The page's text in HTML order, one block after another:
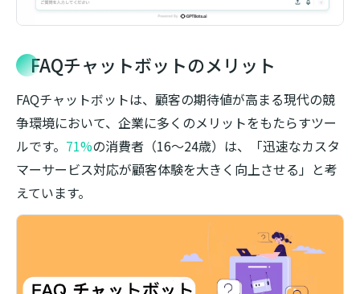
FAQチャットボットのメリット
FAQチャットボットは、顧客の期待値が高まる現代の競
争環境において、企業に多くのメリットをもたらすツー
ルです。 71%の消費者（16～24歳）は、「迅速なカスタ
マーサービス対応が顧客体験を大きく向上させる」と考
えています。